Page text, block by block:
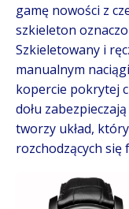
gamę nowości z
szkieleton
Szkieletowany i
manualnym
kopercie pokrytej
dołu
tworzy układ,
rozchodzących się